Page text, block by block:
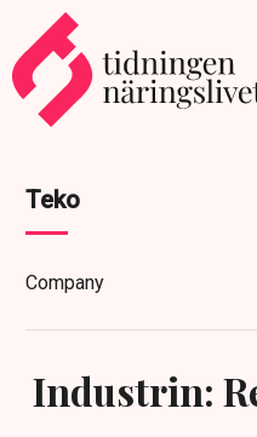
Teko
Company
Industrin: